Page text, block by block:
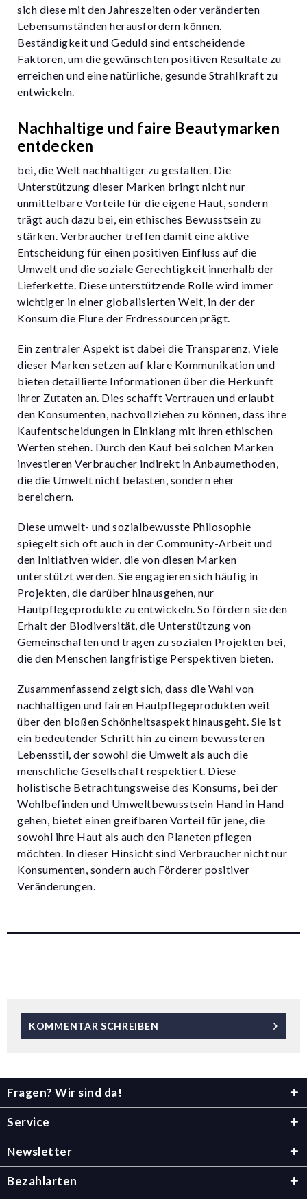
sich diese mit den Jahreszeiten oder veränderten
Lebensumständen herausfordern können.
Beständigkeit und Geduld sind entscheidende
Faktoren, um die gewünschten positiven Resultate zu
erreichen und eine natürliche, gesunde Strahlkraft zu
entwickeln.
Nachhaltige und faire Beautymarken
entdecken
bei, die Welt nachhaltiger zu gestalten. Die
Unterstützung dieser Marken bringt nicht nur
unmittelbare Vorteile für die eigene Haut, sondern
trägt auch dazu bei, ein ethisches Bewusstsein zu
stärken. Verbraucher treffen damit eine aktive
Entscheidung für einen positiven Einfluss auf die
Umwelt und die soziale Gerechtigkeit innerhalb der
Lieferkette. Diese unterstützende Rolle wird immer
wichtiger in einer globalisierten Welt, in der der
Konsum die Flure der Erdressourcen prägt.
Ein zentraler Aspekt ist dabei die Transparenz. Viele
dieser Marken setzen auf klare Kommunikation und
bieten detaillierte Informationen über die Herkunft
ihrer Zutaten an. Dies schafft Vertrauen und erlaubt
den Konsumenten, nachvollziehen zu können, dass ihre
Kaufentscheidungen in Einklang mit ihren ethischen
Werten stehen. Durch den Kauf bei solchen Marken
investieren Verbraucher indirekt in Anbaumethoden,
die die Umwelt nicht belasten, sondern eher
bereichern.
Diese umwelt- und sozialbewusste Philosophie
spiegelt sich oft auch in der Community-Arbeit und
den Initiativen wider, die von diesen Marken
unterstützt werden. Sie engagieren sich häufig in
Projekten, die darüber hinausgehen, nur
Hautpflegeprodukte zu entwickeln. So fördern sie den
Erhalt der Biodiversität, die Unterstützung von
Gemeinschaften und tragen zu sozialen Projekten bei,
die den Menschen langfristige Perspektiven bieten.
Zusammenfassend zeigt sich, dass die Wahl von
nachhaltigen und fairen Hautpflegeprodukten weit
über den bloßen Schönheitsaspekt hinausgeht. Sie ist
ein bedeutender Schritt hin zu einem bewussteren
Lebensstil, der sowohl die Umwelt als auch die
menschliche Gesellschaft respektiert. Diese
holistische Betrachtungsweise des Konsums, bei der
Wohlbefinden und Umweltbewusstsein Hand in Hand
gehen, bietet einen greifbaren Vorteil für jene, die
sowohl ihre Haut als auch den Planeten pflegen
möchten. In dieser Hinsicht sind Verbraucher nicht nur
Konsumenten, sondern auch Förderer positiver
Veränderungen.
KOMMENTAR SCHREIBEN
Fragen? Wir sind da!
Service
Newsletter
Bezahlarten